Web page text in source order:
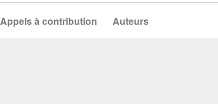
Appels à contribution Auteurs